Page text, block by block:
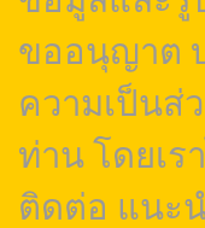
ขออนุญาต
ความเป็นส่
ท่าน โดยเ
ติดต่อ แนะ